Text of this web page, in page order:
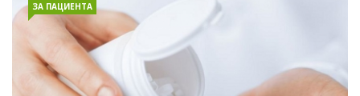
ЗА ПАЦИЕНТА